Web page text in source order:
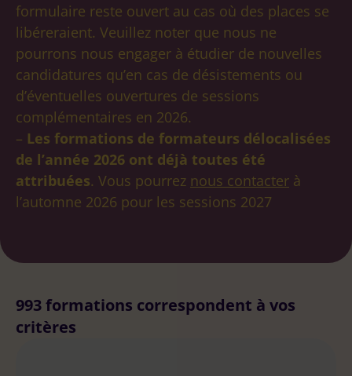
FAQ Annuaire des formateurs
formulaire reste ouvert au cas où des places se
libéreraient. Veuillez noter que nous ne
pourrons nous engager à étudier de nouvelles
candidatures qu’en cas de désistements ou
d’éventuelles ouvertures de sessions
complémentaires en 2026.
– Les formations de formateurs délocalisées
de l’année 2026 ont déjà toutes été
attribuées. Vous pourrez nous contacter à
l’automne 2026 pour les sessions 2027
993 formations correspondent à vos
critères